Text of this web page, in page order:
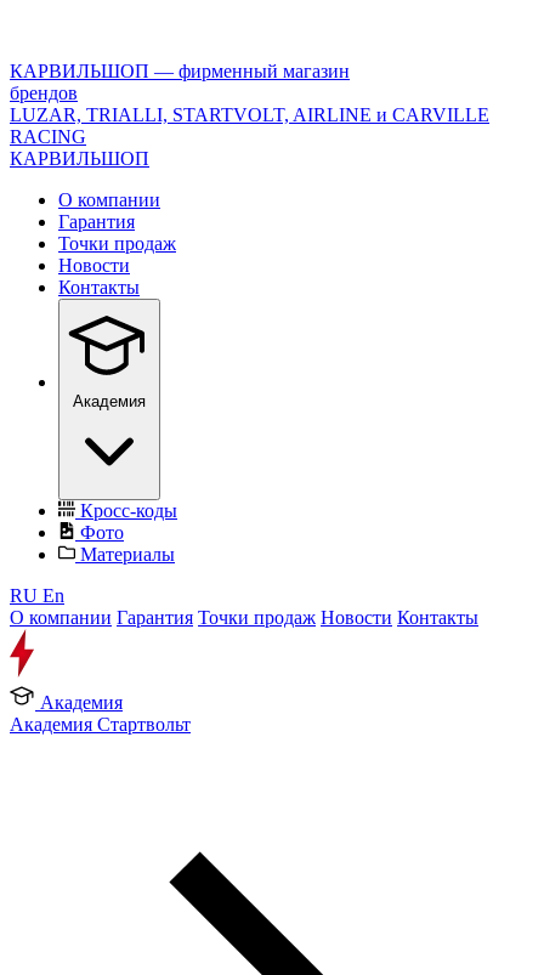
version="1.0"
encoding="utf-
8"?
>
КАРВИЛЬШОП — фирменный магазин
брендов
LUZAR, TRIALLI, STARTVOLT, AIRLINE и CARVILLE
RACING
КАРВИЛЬШОП
О компании
Гарантия
Точки продаж
Новости
Контакты
Академия
Кросс-коды
Фото
Материалы
RU En
О компании Гарантия Точки продаж Новости Контакты
Академия
Академия Стартвольт